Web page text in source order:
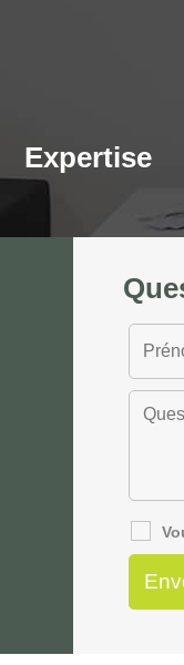
Expertise